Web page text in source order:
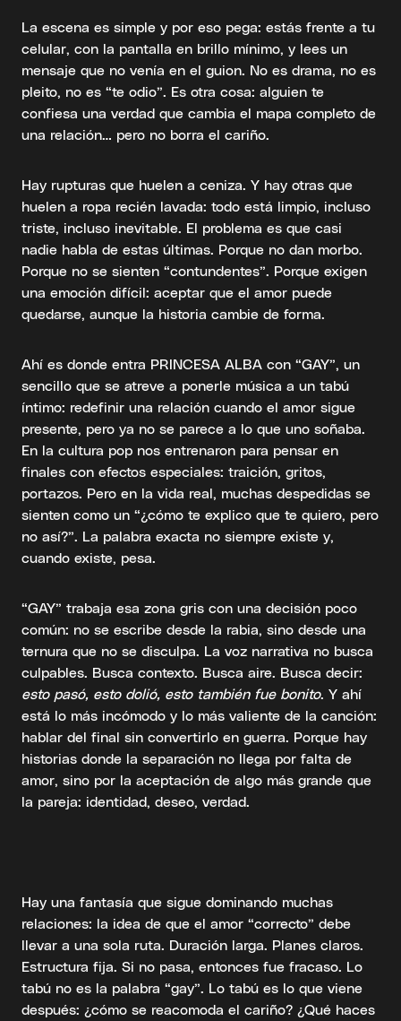
La escena es simple y por eso pega: estás frente a tu
celular, con la pantalla en brillo mínimo, y lees un
mensaje que no venía en el guion. No es drama, no es
pleito, no es “te odio”. Es otra cosa: alguien te
confiesa una verdad que cambia el mapa completo de
una relación… pero no borra el cariño.
Hay rupturas que huelen a ceniza. Y hay otras que
huelen a ropa recién lavada: todo está limpio, incluso
triste, incluso inevitable. El problema es que casi
nadie habla de estas últimas. Porque no dan morbo.
Porque no se sienten “contundentes”. Porque exigen
una emoción difícil: aceptar que el amor puede
quedarse, aunque la historia cambie de forma.
Ahí es donde entra PRINCESA ALBA con “GAY”, un
sencillo que se atreve a ponerle música a un tabú
íntimo: redefinir una relación cuando el amor sigue
presente, pero ya no se parece a lo que uno soñaba.
En la cultura pop nos entrenaron para pensar en
finales con efectos especiales: traición, gritos,
portazos. Pero en la vida real, muchas despedidas se
sienten como un “¿cómo te explico que te quiero, pero
no así?”. La palabra exacta no siempre existe y,
cuando existe, pesa.
“GAY” trabaja esa zona gris con una decisión poco
común: no se escribe desde la rabia, sino desde una
ternura que no se disculpa. La voz narrativa no busca
culpables. Busca contexto. Busca aire. Busca decir:
esto pasó, esto dolió, esto también fue bonito. Y ahí
está lo más incómodo y lo más valiente de la canción:
hablar del final sin convertirlo en guerra. Porque hay
historias donde la separación no llega por falta de
amor, sino por la aceptación de algo más grande que
la pareja: identidad, deseo, verdad.
Hay una fantasía que sigue dominando muchas
relaciones: la idea de que el amor “correcto” debe
llevar a una sola ruta. Duración larga. Planes claros.
Estructura fija. Si no pasa, entonces fue fracaso. Lo
tabú no es la palabra “gay”. Lo tabú es lo que viene
después: ¿cómo se reacomoda el cariño? ¿Qué haces